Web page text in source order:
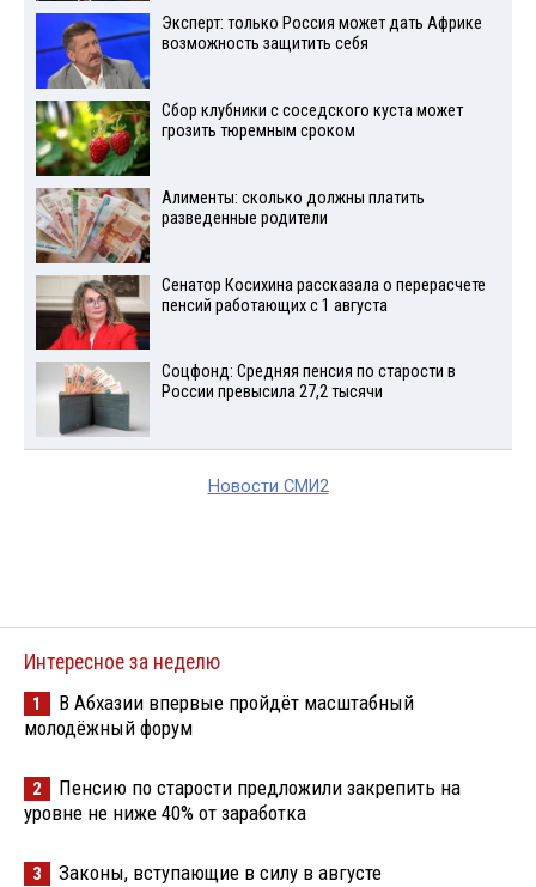
Эксперт: только Россия может дать Африке
возможность защитить себя
Сбор клубники с соседского куста может
грозить тюремным сроком
Алименты: сколько должны платить
разведенные родители
Сенатор Косихина рассказала о перерасчете
пенсий работающих с 1 августа
Соцфонд: Средняя пенсия по старости в
России превысила 27,2 тысячи
Новости СМИ2
Интересное за неделю
1
В Абхазии впервые пройдёт масштабный
молодёжный форум
2
Пенсию по старости предложили закрепить на
уровне не ниже 40% от заработка
3 Законы, вступающие в силу в августе